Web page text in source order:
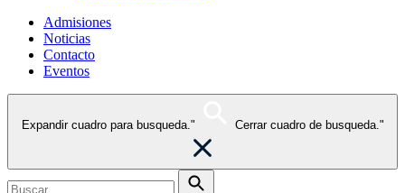
Admisiones
Noticias
Contacto
Eventos
Expandir cuadro para busqueda." Cerrar cuadro de busqueda."